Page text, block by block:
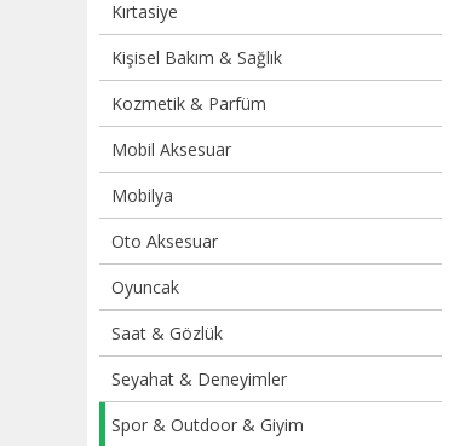
Kırtasiye
Kişisel Bakım & Sağlık
Kozmetik & Parfüm
Mobil Aksesuar
Mobilya
Oto Aksesuar
Oyuncak
Saat & Gözlük
Seyahat & Deneyimler
Spor & Outdoor & Giyim